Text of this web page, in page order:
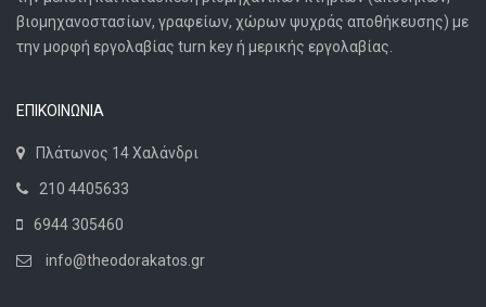
βιομηχανοστασίων, γραφείων, χώρων ψυχράς αποθήκευσης) με
την μορφή εργολαβίας turn key ή μερικής εργολαβίας.
ΕΠΙΚΟΙΝΩΝΙΑ
Πλάτωνος 14 Χαλάνδρι
210 4405633
6944 305460
info@theodorakatos.gr